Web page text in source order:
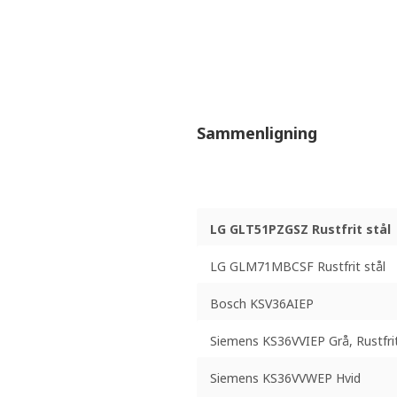
Sammenligning
LG GLT51PZGSZ Rustfrit stål
LG GLM71MBCSF Rustfrit stål
Bosch KSV36AIEP
Siemens KS36VVIEP Grå,
Siemens KS36VVWEP Hvid